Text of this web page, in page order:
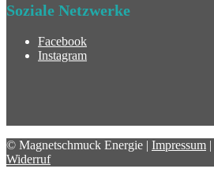
Soziale Netzwerke
Facebook
Instagram
© Magnetschmuck Energie | Impressum |
Widerruf